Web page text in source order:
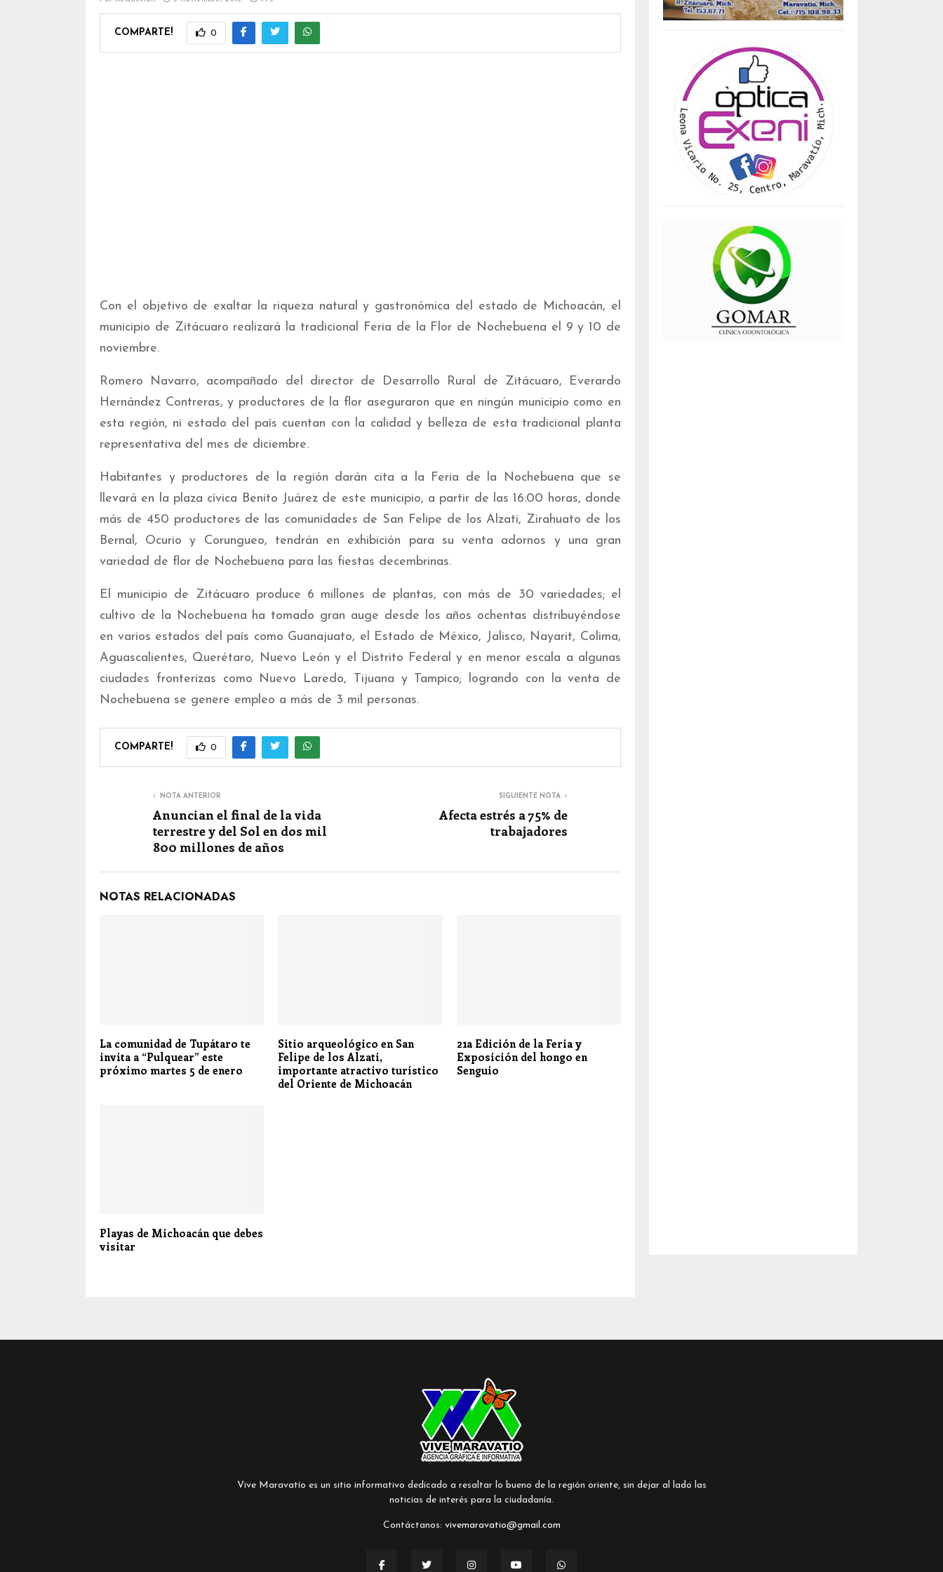
COMPARTE! 0
Con el objetivo de exaltar la riqueza natural y gastronómica del estado de Michoacán, el
municipio de Zitácuaro realizará la tradicional Feria de la Flor de Nochebuena el 9 y 10 de
noviembre.
Romero Navarro, acompañado del director de Desarrollo Rural de Zitácuaro, Everardo
Hernández Contreras, y productores de la flor aseguraron que en ningún municipio como en
esta región, ni estado del país cuentan con la calidad y belleza de esta tradicional planta
representativa del mes de diciembre.
Habitantes y productores de la región darán cita a la Feria de la Nochebuena que se
llevará en la plaza cívica Benito Juárez de este municipio, a partir de las 16:00 horas, donde
más de 450 productores de las comunidades de San Felipe de los Alzati, Zirahuato de los
Bernal, Ocurio y Corungueo, tendrán en exhibición para su venta adornos y una gran
variedad de flor de Nochebuena para las fiestas decembrinas.
El municipio de Zitácuaro produce 6 millones de plantas, con más de 30 variedades; el
cultivo de la Nochebuena ha tomado gran auge desde los años ochentas distribuyéndose
en varios estados del país como Guanajuato, el Estado de México, Jalisco, Nayarit, Colima,
Aguascalientes, Querétaro, Nuevo León y el Distrito Federal y en menor escala a algunas
ciudades fronterizas como Nuevo Laredo, Tijuana y Tampico; logrando con la venta de
Nochebuena se genere empleo a más de 3 mil personas.
COMPARTE! 0
NOTA ANTERIOR
Anuncian el final de la vida
terrestre y del Sol en dos mil
800 millones de años
SIGUIENTE NOTA
Afecta estrés a 75% de
trabajadores
NOTAS RELACIONADAS
La comunidad de Tupátaro te
invita a “Pulquear” este
próximo martes 5 de enero
Sitio arqueológico en San
Felipe de los Alzati,
importante atractivo turístico
del Oriente de Michoacán
21a Edición de la Feria y
Exposición del hongo en
Senguio
Playas de Michoacán que debes
visitar
Vive Maravatío es un sitio informativo dedicado a resaltar lo bueno de la región oriente, sin dejar al lado las
noticias de interés para la ciudadanía.
Contáctanos: vivemaravatio@gmail.com